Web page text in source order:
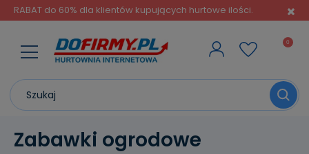
RABAT do 60% dla klientów kupujących hurtowe ilości.
Zabawki ogrodowe